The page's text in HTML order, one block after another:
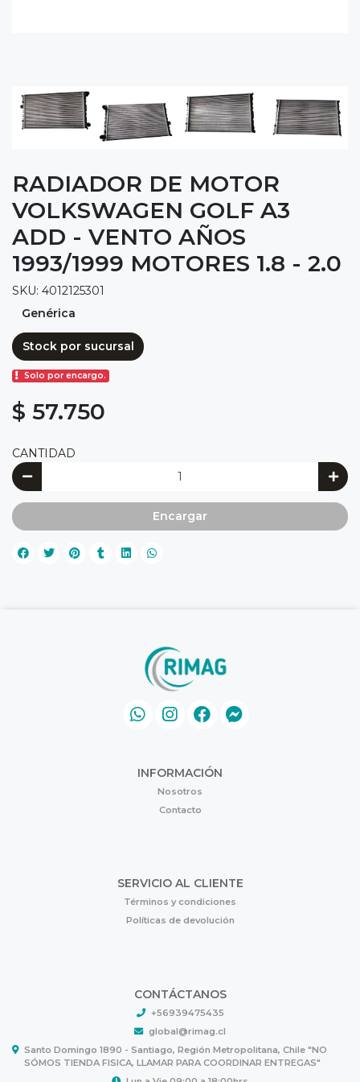
RADIADOR DE MOTOR
VOLKSWAGEN GOLF A3
ADD - VENTO AÑOS
1993/1999 MOTORES 1.8 - 2.0
SKU: 4012125301
Genérica
Stock por sucursal
Solo por encargo.
$ 57.750
CANTIDAD
Encargar
INFORMACIÓN
Nosotros
Contacto
SERVICIO AL CLIENTE
Términos y condiciones
Políticas de devolución
CONTÁCTANOS
+56939475435
global@rimag.cl
Santo Domingo 1890 - Santiago, Región Metropolitana, Chile "NO
SÓMOS TIENDA FISICA, LLAMAR PARA COORDINAR ENTREGAS"